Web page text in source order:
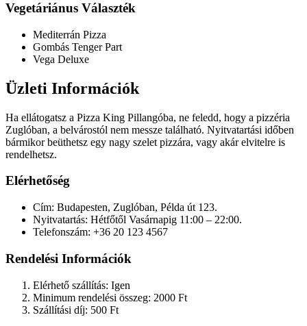
Vegetáriánus Választék
Mediterrán Pizza
Gombás Tenger Part
Vega Deluxe
Üzleti Információk
Ha ellátogatsz a Pizza King Pillangóba, ne feledd, hogy a pizzéria
Zuglóban, a belvárostól nem messze található. Nyitvatartási időben
bármikor beüthetsz egy nagy szelet pizzára, vagy akár elvitelre is
rendelhetsz.
Elérhetőség
Cím: Budapesten, Zuglóban, Példa út 123.
Nyitvatartás: Hétfőtől Vasárnapig 11:00 – 22:00.
Telefonszám: +36 20 123 4567
Rendelési Információk
Elérhető szállítás: Igen
Minimum rendelési összeg: 2000 Ft
Szállítási díj: 500 Ft